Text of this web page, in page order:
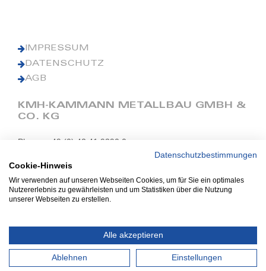
IMPRESSUM
DATENSCHUTZ
AGB
KMH-KAMMANN METALLBAU GMBH &
CO. KG
Phone: +49 (0) 42 41 9390 0
E-Mail: office@kmh.net
www.kmh.net
Industriestraße 13
Datenschutzbestimmungen
Cookie-Hinweis
Wir verwenden auf unseren Webseiten Cookies, um für Sie ein optimales
Nutzererlebnis zu gewährleisten und um Statistiken über die Nutzung
unserer Webseiten zu erstellen.
Alle akzeptieren
Ablehnen Einstellungen